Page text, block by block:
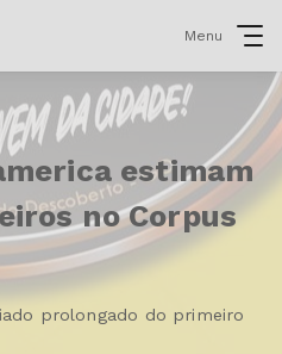
Menu
estimam
no Corpus
prolongado do primeiro